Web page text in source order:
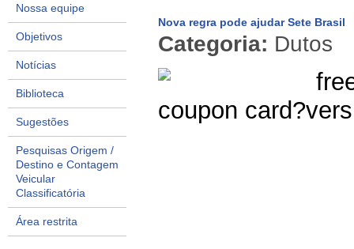
Nossa equipe
Objetivos
Notícias
Biblioteca
Sugestões
Pesquisas Origem /
Destino e Contagem
Veicular
Classificatória
Área restrita
Nova regra pode ajudar Sete Brasil
Categoria: Dutos
coupon card